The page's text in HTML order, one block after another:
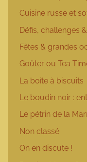
Cuisine russe et
Défis, challenges
Fêtes & grandes
Goûter ou Tea
La boîte à biscuits
Le boudin noir :
Le pétrin de la
Non classé
On en discute !